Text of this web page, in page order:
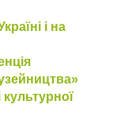
і на